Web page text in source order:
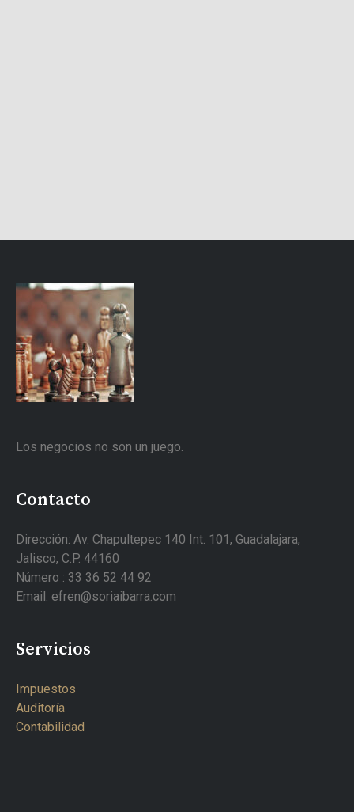
Los negocios no son un juego.
Contacto
Dirección: Av. Chapultepec 140 Int. 101, Guadalajara,
Jalisco, C.P. 44160
Número : 33 36 52 44 92
Email: efren@soriaibarra.com
Servicios
Impuestos
Auditoría
Contabilidad